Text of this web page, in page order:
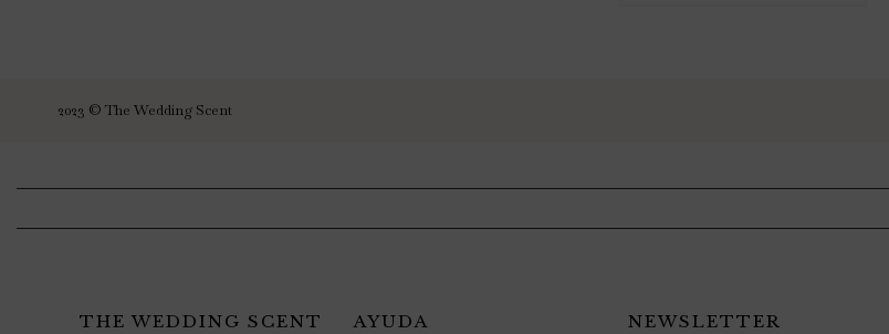
2023 © The Wedding Scent
THE WEDDING SCENT AYUDA NEWSLETTER